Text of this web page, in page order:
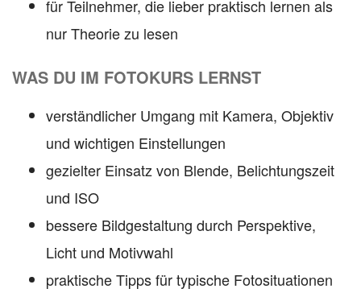
für Teilnehmer, die lieber praktisch lernen als
nur Theorie zu lesen
WAS DU IM FOTOKURS LERNST
verständlicher Umgang mit Kamera, Objektiv
und wichtigen Einstellungen
gezielter Einsatz von Blende, Belichtungszeit
und ISO
bessere Bildgestaltung durch Perspektive,
Licht und Motivwahl
praktische Tipps für typische Fotosituationen